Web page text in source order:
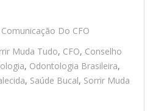
Do CFO
Muda Tudo, CFO, Conselho
, Odontologia Brasileira,
, Saúde Bucal, Sorrir Muda